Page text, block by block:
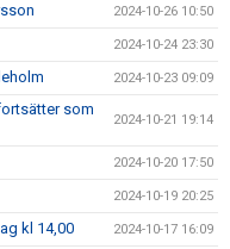
2024-10-26 10:50
2024-10-24 23:30
2024-10-23 09:09
som
2024-10-21 19:14
2024-10-20 17:50
2024-10-19 20:25
kl 14,00 2024-10-17 16:09